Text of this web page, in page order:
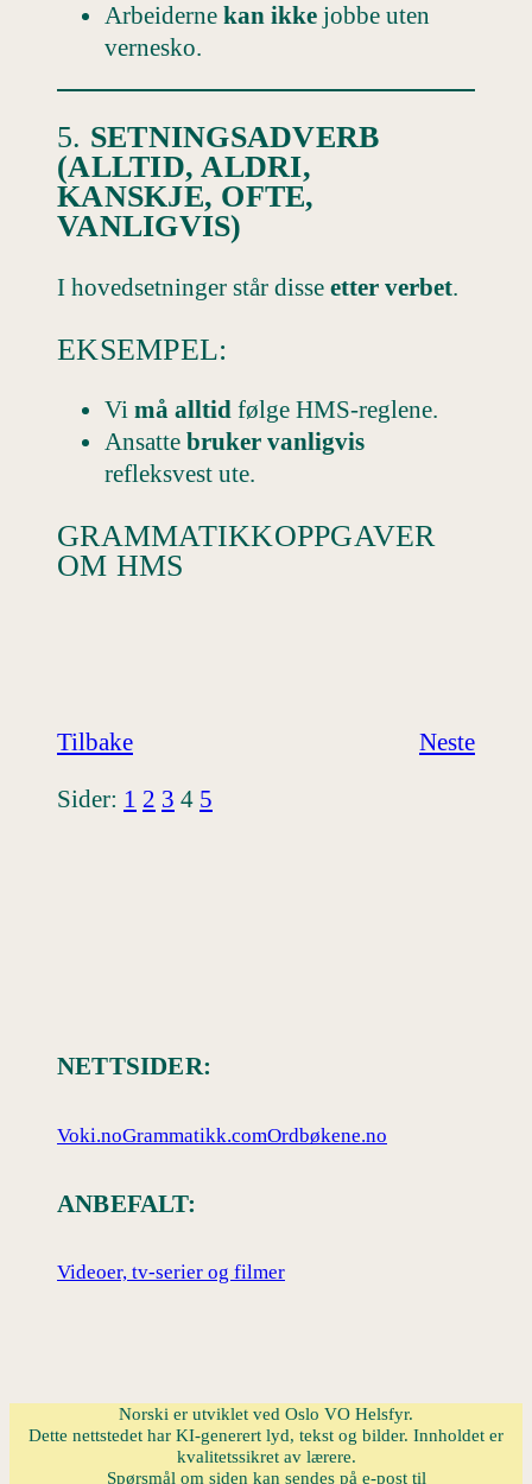
Arbeiderne kan ikke jobbe uten
vernesko.
5. SETNINGSADVERB
(ALLTID, ALDRI,
KANSKJE, OFTE,
VANLIGVIS)
I hovedsetninger står disse etter verbet.
EKSEMPEL:
Vi må alltid følge HMS-reglene.
Ansatte bruker vanligvis
refleksvest ute.
GRAMMATIKKOPPGAVER
OM HMS
Tilbake
Neste
Sider: 1 2 3 4 5
NETTSIDER:
Voki.noGrammatikk.comOrdbøkene.no
ANBEFALT:
Videoer, tv-serier og filmer
Norski er utviklet ved Oslo VO Helsfyr.
Dette nettstedet har KI-generert lyd, tekst og bilder. Innholdet er
kvalitetssikret av lærere.
Spørsmål om siden kan sendes på e-post til